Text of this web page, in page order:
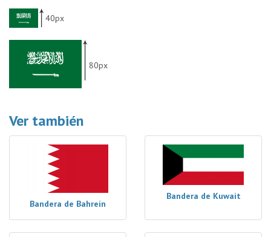
40px
80px
Ver también
Bandera de Bahrein
Bandera de Kuwait